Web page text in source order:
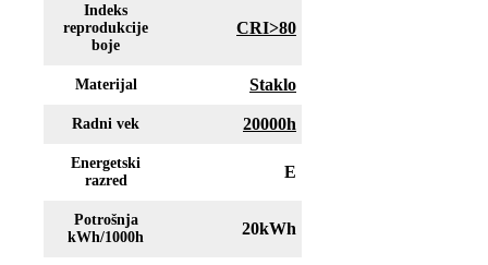
Indeks
reprodukcije
boje
CRI>80
Materijal Staklo
Radni vek 20000h
Energetski
razred
E
Potrošnja
kWh/1000h
20kWh